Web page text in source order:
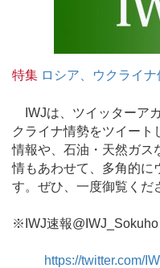
特集 ロシア、ウクライナ
IWJは、ツイッターア
クライナ情勢をツイート
情報や、石油・天然ガス
情もあわせて、多角的に
す。ぜひ、一度御覧くだ
※IWJ速報@IWJ_Sokuho
https://twitter.com/